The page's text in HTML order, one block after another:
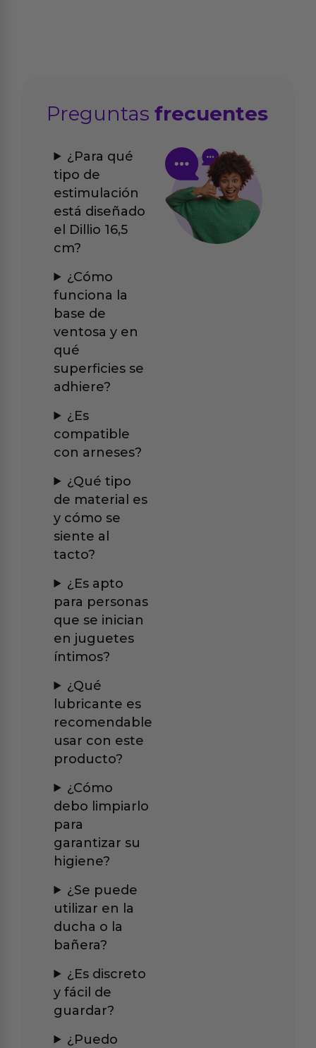
Preguntasfrecuentes
¿Para qué
tipo de
estimulación
está diseñado
el Dillio 16,5
cm?
¿Cómo
funciona la
base de
ventosa y en
qué
superficies se
adhiere?
¿Es
compatible
con arneses?
¿Qué tipo
de material es
y cómo se
siente al
tacto?
¿Es apto
para personas
que se inician
en juguetes
íntimos?
¿Qué
lubricante es
recomendable
usar con este
producto?
¿Cómo
debo limpiarlo
para
garantizar su
higiene?
¿Se puede
utilizar en la
ducha o la
bañera?
¿Es discreto
y fácil de
guardar?
¿Puedo